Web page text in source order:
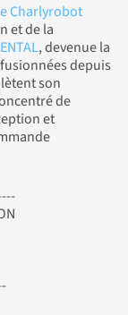
Charlyrobot
et de la
, devenue la
depuis
son
de
et